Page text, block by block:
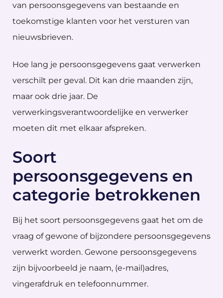
van persoonsgegevens van bestaande en
toekomstige klanten voor het versturen van
nieuwsbrieven.
Hoe lang je persoonsgegevens gaat verwerken
verschilt per geval. Dit kan drie maanden zijn,
maar ook drie jaar. De
verwerkingsverantwoordelijke en verwerker
moeten dit met elkaar afspreken.
Soort
persoonsgegevens en
categorie betrokkenen
Bij het soort persoonsgegevens gaat het om de
vraag of gewone of bijzondere persoonsgegevens
verwerkt worden. Gewone persoonsgegevens
zijn bijvoorbeeld je naam, (e-mail)adres,
vingerafdruk en telefoonnummer.